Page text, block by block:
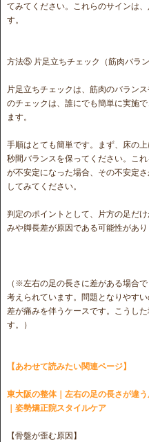
てみてください。これらのサインは
す。
方法⑤ 片足立ちチェック（筋肉バラン
片足立ちチェックは、筋肉のバラン
のチェックは、誰にでも簡単に実施
ます。
手順はとても簡単です。まず、床の
秒間バランスを保ってください。こ
が不安定になった場合、その不安定
してみてください。
判定のポイントとして、片方の足だ
みや脚長差が原因である可能性があり
（※左右の足の長さに差がある場合
考えられています。問題となりやす
差が痛みを伴うケースです。こうし
す。）
【あわせて読みたい関連ページ】
東大阪の整体｜左右の足の長さが違
｜姿勢矯正院スタイルケア
【骨盤が歪む原因】